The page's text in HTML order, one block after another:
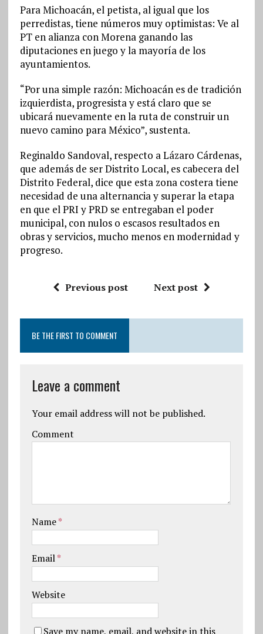
Para Michoacán, el petista, al igual que los
perredistas, tiene números muy optimistas: Ve al
PT en alianza con Morena ganando las
diputaciones en juego y la mayoría de los
ayuntamientos.
“Por una simple razón: Michoacán es de tradición
izquierdista, progresista y está claro que se
ubicará nuevamente en la ruta de construir un
nuevo camino para México”, sustenta.
Reginaldo Sandoval, respecto a Lázaro Cárdenas,
que además de ser Distrito Local, es cabecera del
Distrito Federal, dice que esta zona costera tiene
necesidad de una alternancia y superar la etapa
en que el PRI y PRD se entregaban el poder
municipal, con nulos o escasos resultados en
obras y servicios, mucho menos en modernidad y
progreso.
Previous post Next post
BE THE FIRST TO COMMENT
Leave a comment
Your email address will not be published.
Comment
Name*
Email*
Website
Save my name, email, and website in this